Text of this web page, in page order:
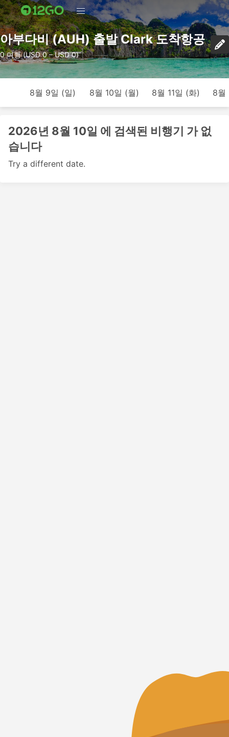
아부다비 (AUH) 출발 Clark 도착항공
0 여행 (USD 0 – USD 0)
8월 9일 (일) 8월 10일 (월) 8월 11일 (화) 8월
2026년 8월 10일 에 검색된 비행기 가 없
습니다
Try a different date.